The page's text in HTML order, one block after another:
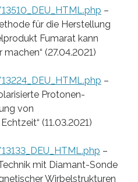
–
für die Herstellung
Fumarat kann
(27.04.2021)
–
Protonen-
von
(11.03.2021)
–
mit Diamant-Sonde
Wirbelstrukturen